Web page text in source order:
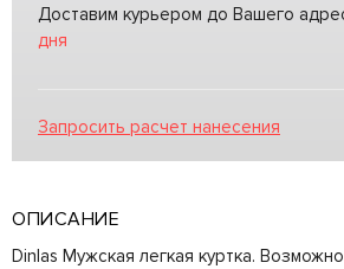
Доставим курьером до Вашего
дня
Запросить расчет нанесения
ОПИСАНИЕ
Dinlas Мужская легкая куртка.